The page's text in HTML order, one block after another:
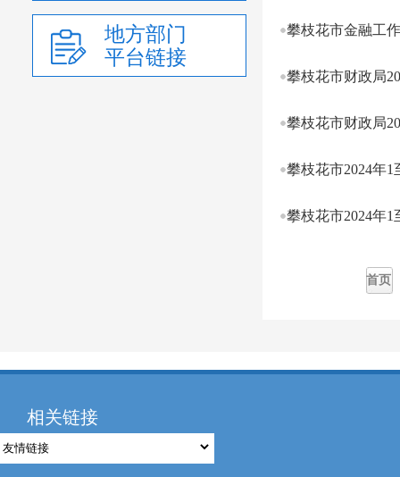
地方部门
平台链接
攀枝花市金融工
攀枝花市财政局
攀枝花市财政局
攀枝花市2024年
攀枝花市2024年
首页
相关链接